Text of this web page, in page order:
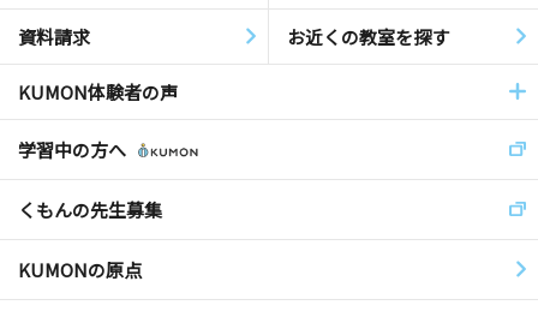
資料請求 お近くの教室を探す
KUMON体験者の声
学習中の方へ
くもんの先生募集
KUMONの原点